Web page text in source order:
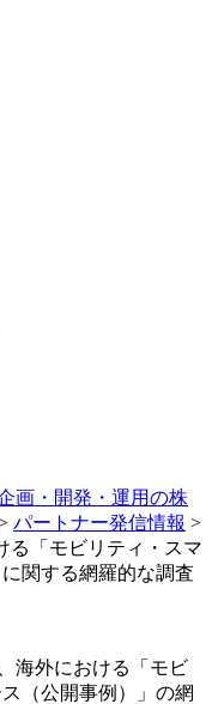
画・開発・運用の株
パートナー発信情報 >
る「モビリティ・スマ
関する網羅的な調査
海外における「モビ
（公開事例）」の網